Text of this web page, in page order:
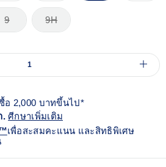
9 9H
อ 2,000 บาทขึ้นไป*
.ศีกษาเพิ่มเติม
เพื่อสะสมคะแนน และสิทธิพิเศษ